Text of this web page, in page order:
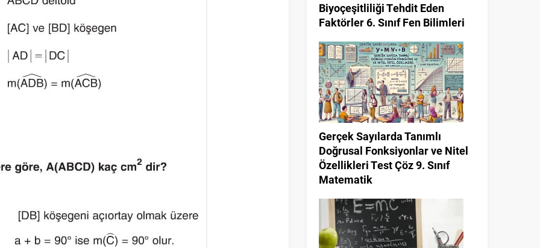
Biyoçeşitliliği Tehdit Eden
Faktörler 6. Sınıf Fen Bilimleri
Gerçek Sayılarda Tanımlı
Doğrusal Fonksiyonlar ve Nitel
Özellikleri Test Çöz 9. Sınıf
Matematik